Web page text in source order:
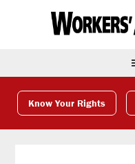
Know Your Rights